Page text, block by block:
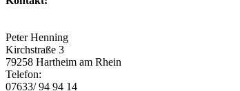
Peter Henning
Kirchstraße 3
79258 Hartheim am Rhein
Telefon:
07633/ 94 94 14